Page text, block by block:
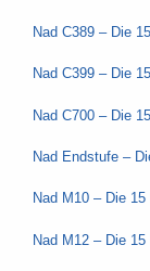
Nad C389 – Die
Nad C399 – Die
Nad C700 – Die
Nad Endstufe –
Nad M10 – Die
Nad M12 – Die